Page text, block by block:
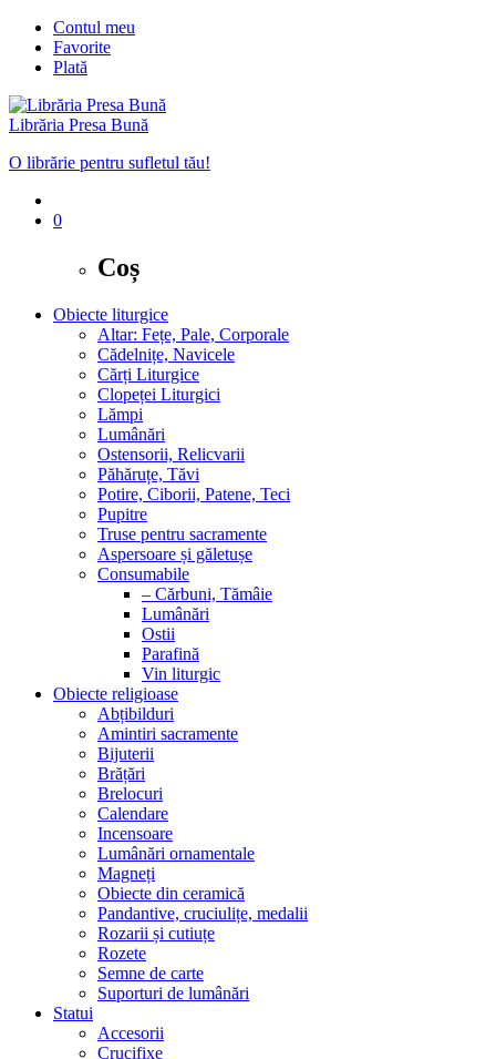
Contul meu
Favorite
Plată
Librăria Presa Bună
O librărie pentru sufletul tău!
0
Coș
Obiecte liturgice
Altar: Fețe, Pale, Corporale
Cădelnițe, Navicele
Cărți Liturgice
Clopeței Liturgici
Lămpi
Lumânări
Ostensorii, Relicvarii
Păhăruțe, Tăvi
Potire, Ciborii, Patene, Teci
Pupitre
Truse pentru sacramente
Aspersoare și găletușe
Consumabile
– Cărbuni, Tămâie
Lumânări
Ostii
Parafină
Vin liturgic
Obiecte religioase
Abțibilduri
Amintiri sacramente
Bijuterii
Brățări
Brelocuri
Calendare
Incensoare
Lumânări ornamentale
Magneți
Obiecte din ceramică
Pandantive, cruciulițe, medalii
Rozarii și cutiuțe
Rozete
Semne de carte
Suporturi de lumânări
Statui
Accesorii
Crucifixe